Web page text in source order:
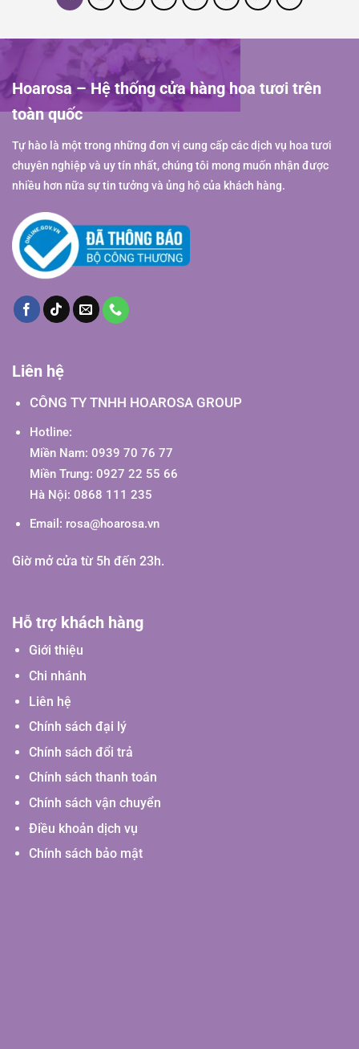
Hoarosa – Hệ thống cửa hàng hoa tươi trên
toàn quốc
Tự hào là một trong những đơn vị cung cấp các dịch vụ hoa tươi
chuyên nghiệp và uy tín nhất, chúng tôi mong muốn nhận được
nhiều hơn nữa sự tin tưởng và ủng hộ của khách hàng.
Liên hệ
CÔNG TY TNHH HOAROSA GROUP
Hotline:
Miền Nam: 0939 70 76 77
Miền Trung: 0927 22 55 66
Hà Nội: 0868 111 235
Email: rosa@hoarosa.vn
Giờ mở cửa từ 5h đến 23h.
Hỗ trợ khách hàng
Giới thiệu
Chi nhánh
Liên hệ
Chính sách đại lý
Chính sách đổi trả
Chính sách thanh toán
Chính sách vận chuyển
Điều khoản dịch vụ
Chính sách bảo mật